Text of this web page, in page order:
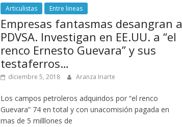
Articulistas Entre lineas
Empresas fantasmas desangran a
PDVSA. Investigan en EE.UU. a “el
renco Ernesto Guevara” y sus
testaferros…
diciembre 5, 2018 Aranza Iriarte
Los campos petroleros adquiridos por “el renco
Guevara” 74 en total y con unacomisión pagada en
mas de 5 milllones de